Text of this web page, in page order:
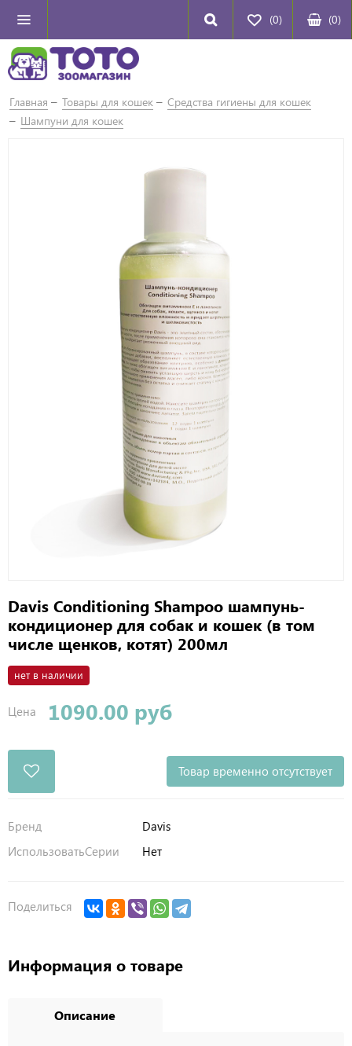
(0) (0)
Главная Товары для кошек
Средства гигиены для кошек
Шампуни для кошек
Davis Conditioning Shampoo шампунь-
кондиционер для собак и кошек (в том
числе щенков, котят) 200мл
нет в наличии
Цена 1090.00 руб
Товар временно отсутствует
Бренд
Davis
ИспользоватьСерии
Нет
Поделиться
Информация о товаре
Описание